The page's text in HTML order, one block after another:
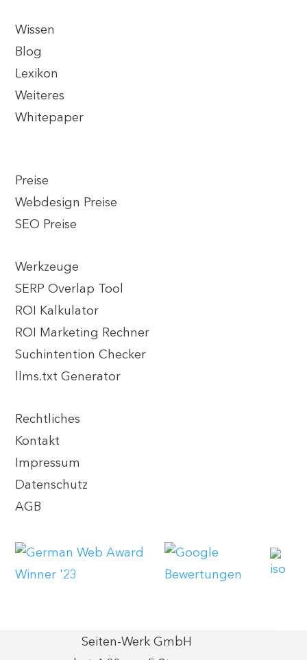
Wissen
Blog
Lexikon
Weiteres
Whitepaper
Preise
Webdesign Preise
SEO Preise
Werkzeuge
SERP Overlap Tool
ROI Kalkulator
ROI Marketing Rechner
Suchintention Checker
llms.txt Generator
Rechtliches
Kontakt
Impressum
Datenschutz
AGB
Seiten-Werk GmbH